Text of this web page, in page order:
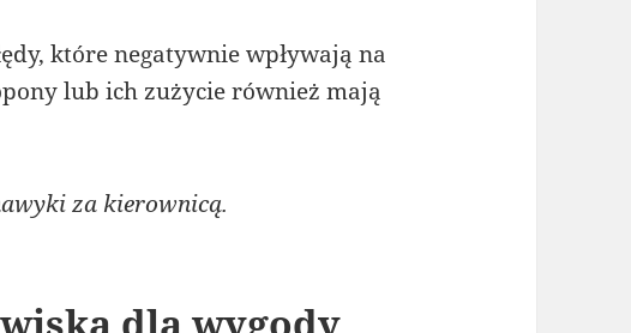
które negatywnie wpływają na
lub ich zużycie również mają
za kierownicą.
dla wygody